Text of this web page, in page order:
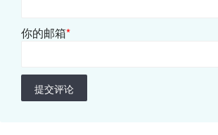
你的邮箱*
提交评论